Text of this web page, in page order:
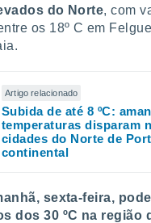
do Norte, com
os 18º C em
Artigo relacionado
Subida de até 8 ºC:
temperaturas disparam
cidades do Norte de
continental
sexta-feira,
dos 30 ºC na região